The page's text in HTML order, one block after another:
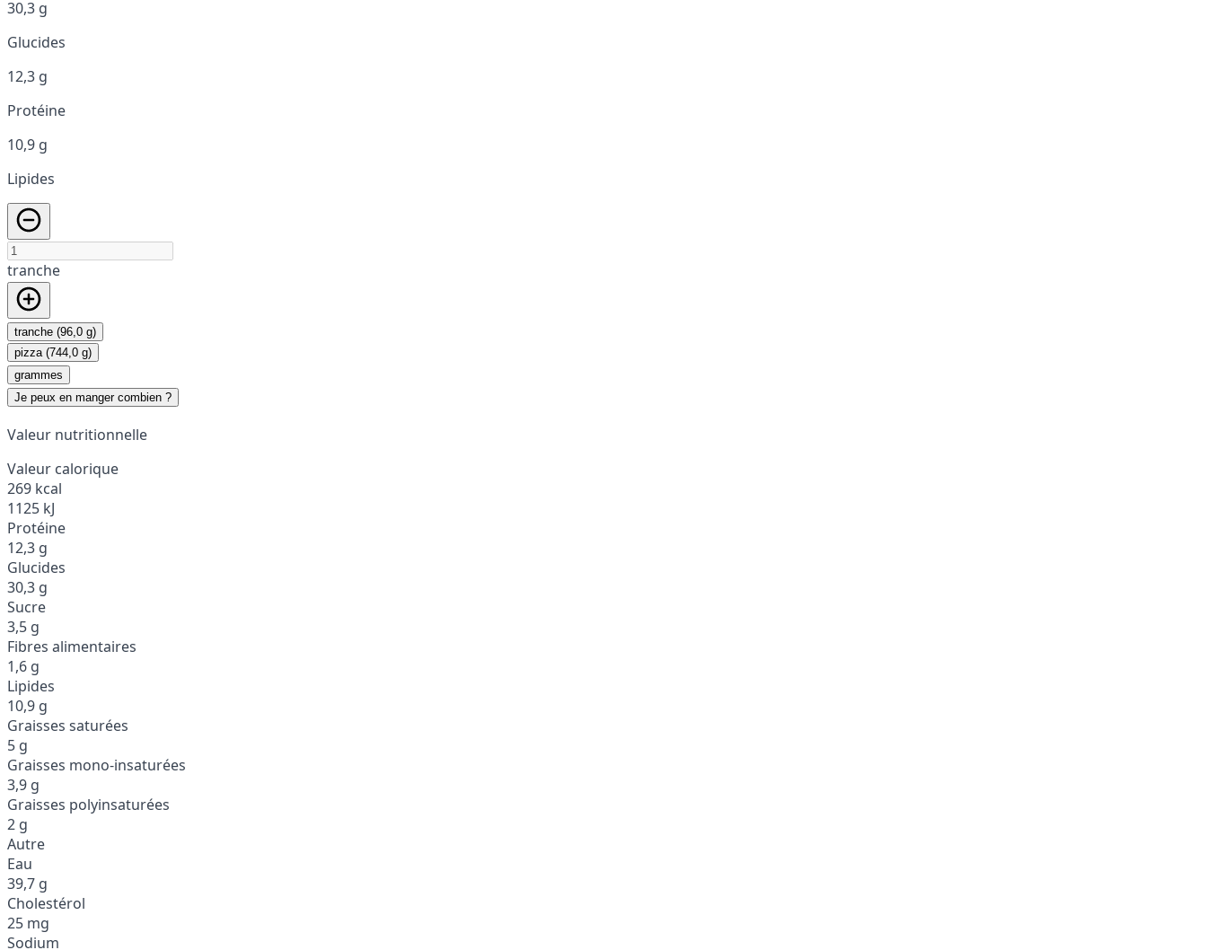
30,3 g
Glucides
12,3 g
Protéine
10,9 g
Lipides
tranche
tranche (96,0 g)
pizza (744,0 g)
grammes
Je peux en manger combien ?
Valeur nutritionnelle
Valeur calorique
269 kcal
1125 kJ
Protéine
12,3 g
Glucides
30,3 g
Sucre
3,5 g
Fibres alimentaires
1,6 g
Lipides
10,9 g
Graisses saturées
5 g
Graisses mono-insaturées
3,9 g
Graisses polyinsaturées
2 g
Autre
Eau
39,7 g
Cholestérol
25 mg
Sodium